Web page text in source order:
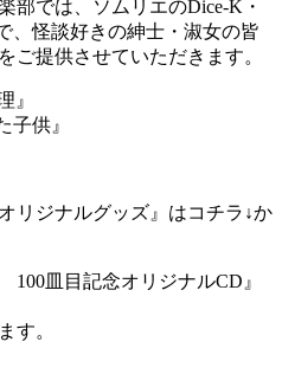
部では、ソムリエのDice-K・
、怪談好きの紳士・淑女の皆
ご提供させていただきます。
』
子供』
リジナルグッズ』はコチラ↓か
100皿目記念オリジナルCD』
す。